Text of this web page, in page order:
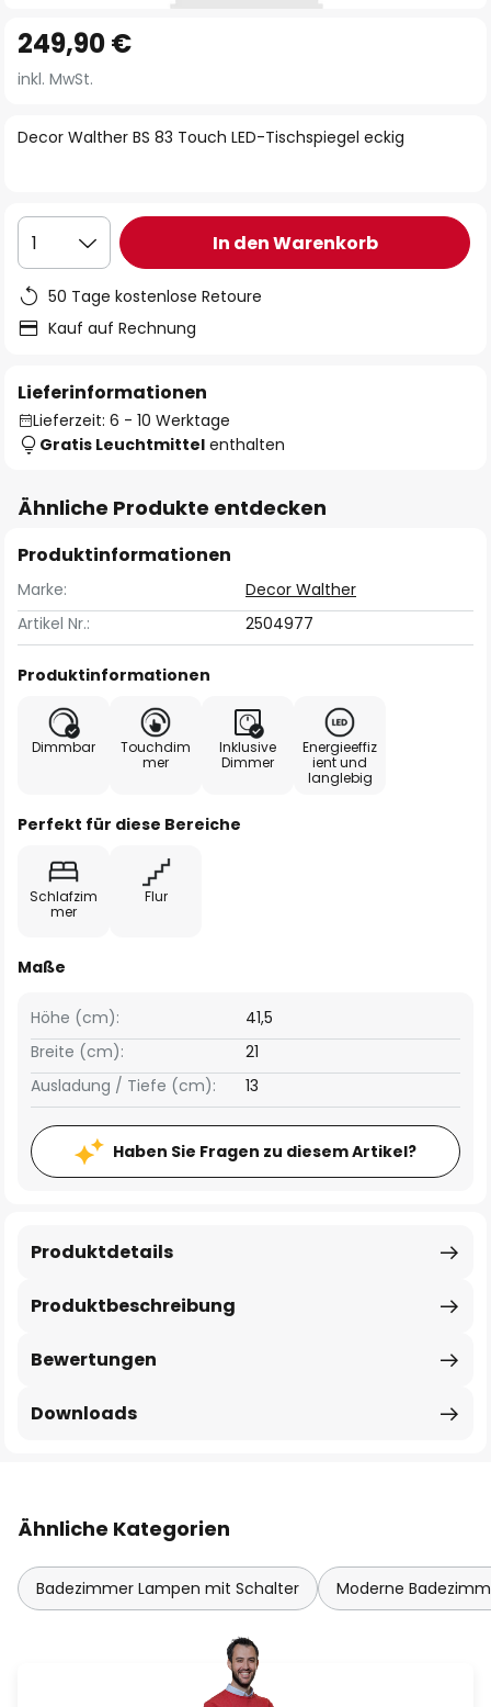
Anfang
der
springen
Decor Walther BS 83 Touch LED-Tischspiegel eckig
249,90 €
inkl. MwSt.
1 In den Warenkorb
50 Tage kostenlose Retoure
Kauf auf Rechnung
Lieferinformationen
Lieferzeit: 6 - 10 Werktage
Gratis Leuchtmittel enthalten
Ähnliche Produkte entdecken
Produktinformationen
Marke:
Decor Walther
Artikel Nr.:
2504977
Produktinformationen
Dimmbar
Touchdim
mer
Inklusive
Dimmer
Energieeffiz
ient und
langlebig
Perfekt für diese Bereiche
Schlafzim
mer
Flur
Maße
Breite (cm): 21
Höhe (cm): 41,5
Ausladung / Tiefe (cm): 13
Haben Sie Fragen zu diesem Artikel?
Produktbeschreibung
Produktdetails
Bewertungen
Downloads
Ähnliche Kategorien
Badezimmer Lampen mit Schalter Moderne